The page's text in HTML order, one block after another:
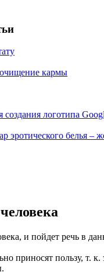
кармы
создания логотипа
эротического белья –
и пойдет речь в
приносят пользу, т.